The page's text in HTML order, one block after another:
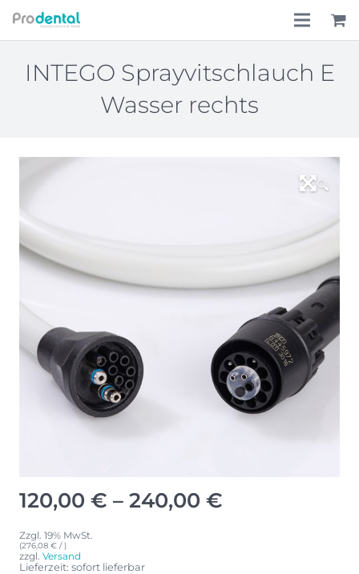
Home
Lohnkostenpauschale
Online-Shop
Aktionen
INTEGO Sprayvitschlauch E
Wasser rechts
🔍
120,00 € – 240,00 €
Zzgl. 19% MwSt.
(276,08 € / )
zzgl. Versand
Lieferzeit: sofort lieferbar